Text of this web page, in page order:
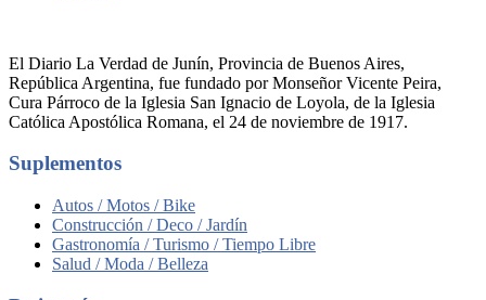
El Diario La Verdad de Junín, Provincia de Buenos Aires,
República Argentina, fue fundado por Monseñor Vicente Peira,
Cura Párroco de la Iglesia San Ignacio de Loyola, de la Iglesia
Católica Apostólica Romana, el 24 de noviembre de 1917.
Suplementos
Autos / Motos / Bike
Construcción / Deco / Jardín
Gastronomía / Turismo / Tiempo Libre
Salud / Moda / Belleza